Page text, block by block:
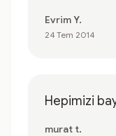
Evrim Y.
24 Tem 2014
Hepimizi
murat t.